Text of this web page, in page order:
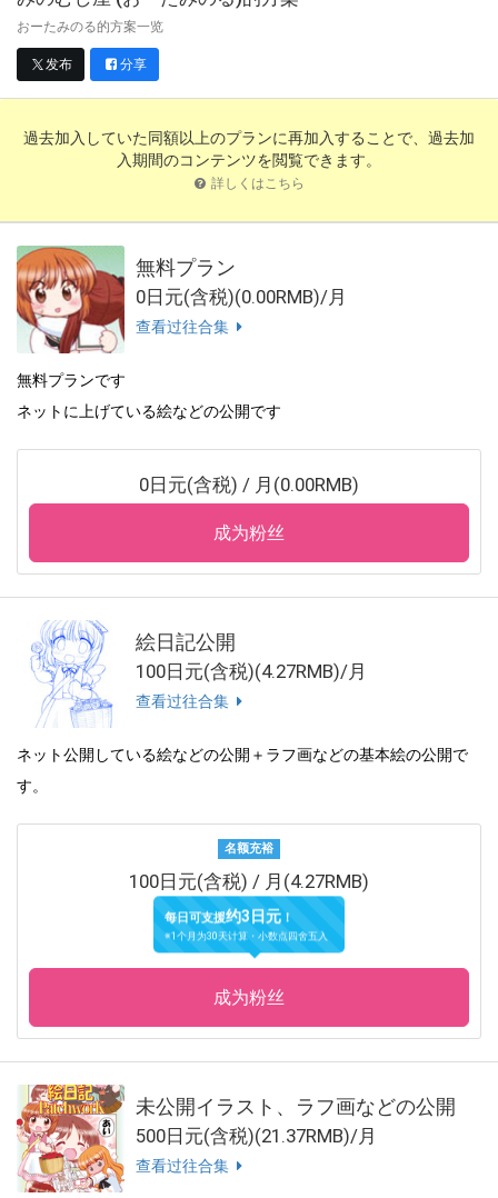
おーたみのる的方案一览
发布 分享
過去加入していた同額以上のプランに再加入することで、過去加
入期間のコンテンツを閲覧できます。
詳しくはこちら
無料プラン
0日元(含税)(0.00RMB)/月
查看过往合集
無料プランです
ネットに上げている絵などの公開です
0日元(含税) / 月(0.00RMB)
成为粉丝
絵日記公開
100日元(含税)(4.27RMB)/月
查看过往合集
ネット公開している絵などの公開＋ラフ画などの基本絵の公開で
す。
名额充裕
100日元(含税) / 月(4.27RMB)
每日可支援约3日元！
※1个月为30天计算・小数点四舍五入
成为粉丝
未公開イラスト、ラフ画などの公開
500日元(含税)(21.37RMB)/月
查看过往合集